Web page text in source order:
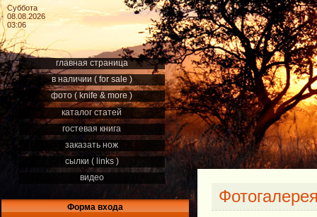
Суббота
08.08.2026
03:06
главная страница
в наличии ( for sale )
фото ( knife & more )
каталог статей
гостевая книга
заказать нож
сылки ( links )
видео
Форма входа